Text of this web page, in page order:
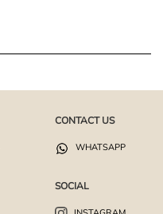
CONTACT US
WHATSAPP
SOCIAL